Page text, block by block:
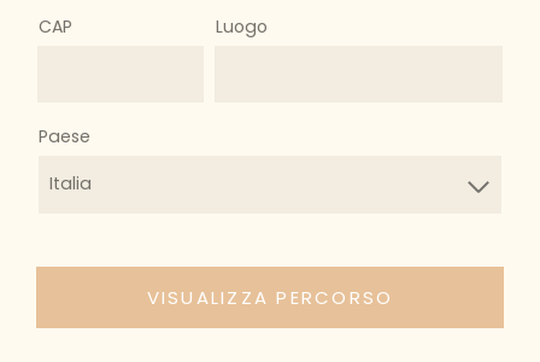
CAP Luogo
Paese
Italia
VISUALIZZA PERCORSO